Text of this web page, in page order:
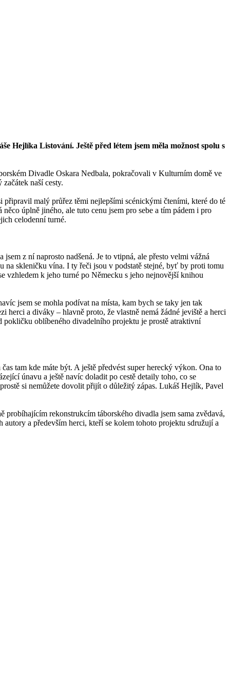
Hejlíka Listování. Ještě před létem jsem měla možnost spolu s
Divadle Oskara Nedbala, pokračovali v Kulturním domě ve
naší cesty.
malý průřez těmi nejlepšími scénickými čteními, které do té
úplně jiného, ale tuto cenu jsem pro sebe a tím pádem i pro
celodenní turné.
z ní naprosto nadšená. Je to vtipná, ale přesto velmi vážná
na skleničku vína. I ty řeči jsou v podstatě stejné, byť by proti tomu
vzhledem k jeho turné po Německu s jeho nejnovější knihou
jsem se mohla podívat na místa, kam bych se taky jen tak
a diváky – hlavně proto, že vlastně nemá žádné jeviště a herci
oblíbeného divadelního projektu je prostě atraktivní
tam kde máte být. A ještě předvést super herecký výkon. Ona to
únavu a ještě navíc doladit po cestě detaily toho, co se
si nemůžete dovolit přijít o důležitý zápas. Lukáš Hejlík, Pavel
probíhajícím rekonstrukcím táborského divadla jsem sama zvědavá,
a především herci, kteří se kolem tohoto projektu sdružují a